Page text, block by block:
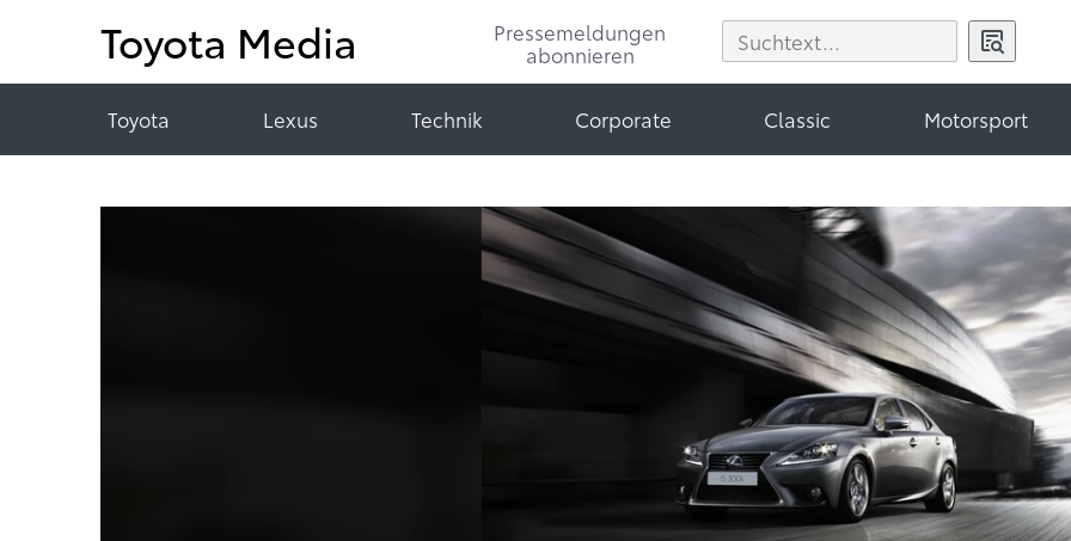
Toyota Media
Pressemeldungen
abonnieren
Toyota Lexus Technik Corporate Classic Motorsport